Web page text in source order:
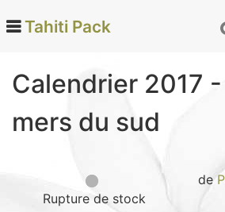
Monoi de Tahiti (66)
Noix de coco (24)
Vanille de Tahiti (26)
Tahiti Pack
Calendrier 2017
mers du sud
Rupture de stock
de